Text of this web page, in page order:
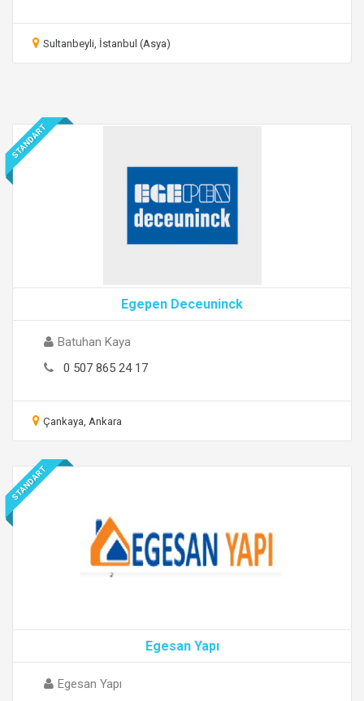
Sultanbeyli, İstanbul (Asya)
STANDART
Egepen Deceuninck
Batuhan Kaya
0 507 865 24 17
Çankaya, Ankara
STANDART
Egesan Yapı
Egesan Yapı